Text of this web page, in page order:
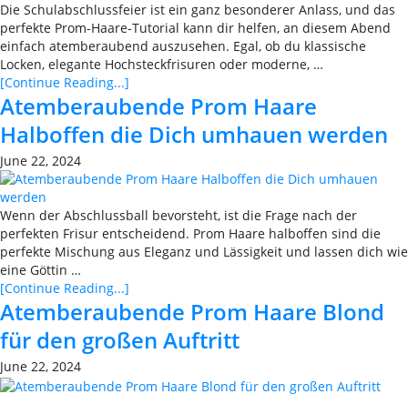
Die Schulabschlussfeier ist ein ganz besonderer Anlass, und das
perfekte Prom-Haare-Tutorial kann dir helfen, an diesem Abend
einfach atemberaubend auszusehen. Egal, ob du klassische
Locken, elegante Hochsteckfrisuren oder moderne, …
[Continue Reading...]
Atemberaubende Prom Haare
Halboffen die Dich umhauen werden
June 22, 2024
Wenn der Abschlussball bevorsteht, ist die Frage nach der
perfekten Frisur entscheidend. Prom Haare halboffen sind die
perfekte Mischung aus Eleganz und Lässigkeit und lassen dich wie
eine Göttin …
[Continue Reading...]
Atemberaubende Prom Haare Blond
für den großen Auftritt
June 22, 2024